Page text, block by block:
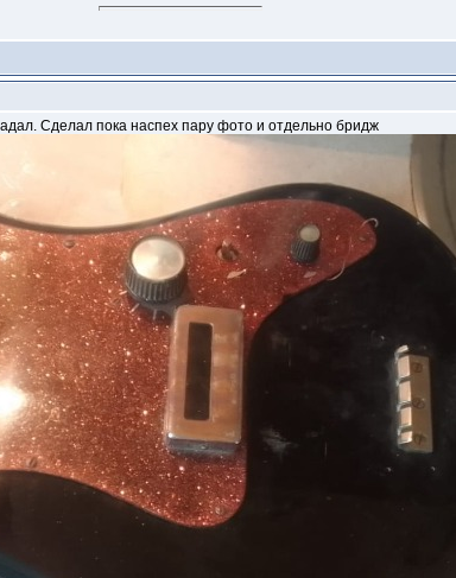
Сделал пока наспех пару фото и отдельно бридж